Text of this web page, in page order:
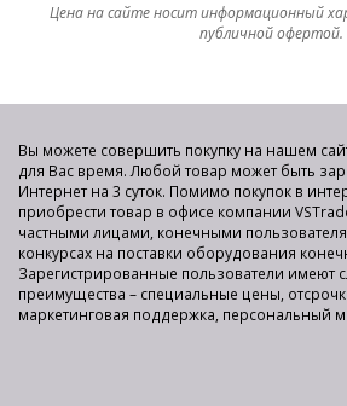
Цена на сайте носит информационный
публичной офертой.
Вы можете совершить покупку на нашем
для Вас время. Любой товар может быть
Интернет на 3 суток. Помимо покупок в
приобрести товар в офисе компании
частными лицами, конечными
конкурсах на поставки оборудования
Зарегистрированные пользователи имеют
преимущества – специальные цены,
маркетинговая поддержка, персональный